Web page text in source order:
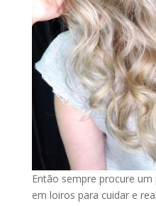
Então sempre procure
em loiros para cuidar e